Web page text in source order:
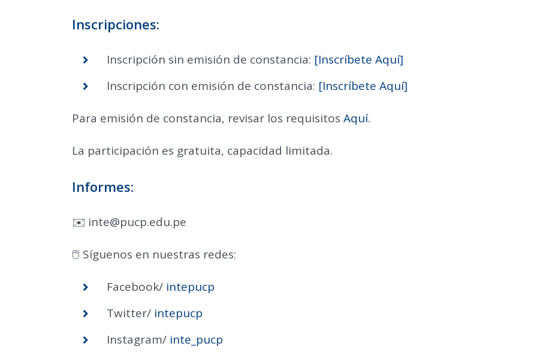
Inscripciones:
Inscripción sin emisión de constancia: [Inscríbete Aquí]
Inscripción con emisión de constancia: [Inscríbete Aquí]
Para emisión de constancia, revisar los requisitos Aquí.
La participación es gratuita, capacidad limitada.
Informes:
✉️ inte@pucp.edu.pe
🖱️ Síguenos en nuestras redes:
Facebook/ intepucp
Twitter/ intepucp
Instagram/ inte_pucp